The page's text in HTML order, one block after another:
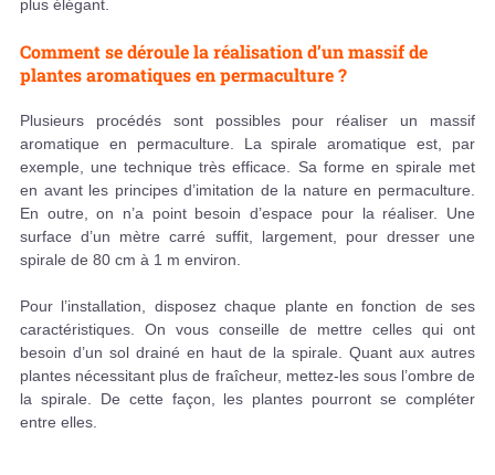
plus élégant.
Comment se déroule la réalisation d’un massif de
plantes aromatiques en permaculture ?
Plusieurs procédés sont possibles pour réaliser un massif
aromatique en permaculture. La spirale aromatique est, par
exemple, une technique très efficace. Sa forme en spirale met
en avant les principes d’imitation de la nature en permaculture.
En outre, on n’a point besoin d’espace pour la réaliser. Une
surface d’un mètre carré suffit, largement, pour dresser une
spirale de 80 cm à 1 m environ.
Pour l’installation, disposez chaque plante en fonction de ses
caractéristiques. On vous conseille de mettre celles qui ont
besoin d’un sol drainé en haut de la spirale. Quant aux autres
plantes nécessitant plus de fraîcheur, mettez-les sous l’ombre de
la spirale. De cette façon, les plantes pourront se compléter
entre elles.